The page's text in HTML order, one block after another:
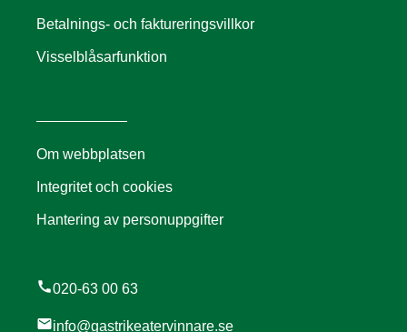
Betalnings- och faktureringsvillkor
Visselblåsarfunktion
Om webbplatsen
Integritet och cookies
Hantering av personuppgifter
call020-63 00 63
mailinfo@gastrikeatervinnare.se